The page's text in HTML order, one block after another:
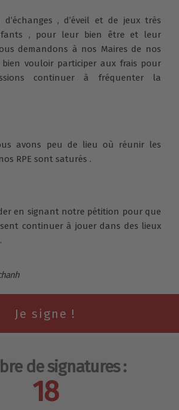
, d’éveil et de jeux très
, pour leur bien être et leur
demandons à nos Maires de nos
bien vouloir participer aux frais pour
continuer à fréquenter la
avons peu de lieu où réunir les
RPE sont saturés .
en signant notre pétition pour que
continuer à jouer dans des lieux
de signatures :
18